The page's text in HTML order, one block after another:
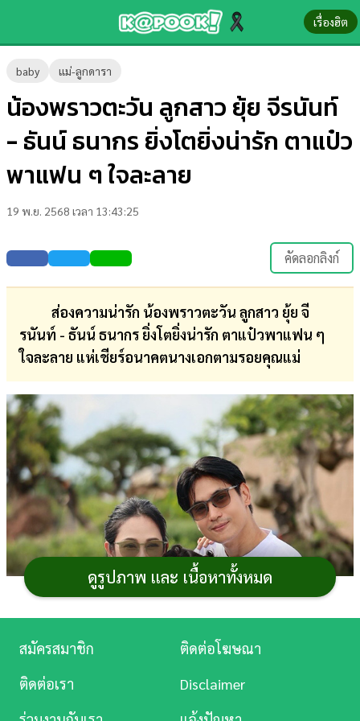
เรื่องฮิต
baby แม่-ลูกดารา
น้องพราวตะวัน ลูกสาว ยุ้ย จีรนันท์
- ธันน์ ธนากร ยิ่งโตยิ่งน่ารัก ตาแป๋ว
พาแฟน ๆ ใจละลาย
19 พ.ย. 2568 เวลา 13:43:25
คัดลอกลิงก์
ส่องความน่ารัก น้องพราวตะวัน ลูกสาว ยุ้ย จี
รนันท์ - ธันน์ ธนากร ยิ่งโตยิ่งน่ารัก ตาแป๋วพาแฟน ๆ
ใจละลาย แห่เชียร์อนาคตนางเอกตามรอยคุณแม่
ดูรูปภาพ และ เนื้อหาทั้งหมด
ข่าว-
ความ
รู้
บันเทิง
ตรวจ
หวย
บอล
สด
เงิน
การ
ศึกษา
บันเทิง
ดู
หนัง
สมัครสมาชิก
ติดต่อโฆษณา
ติดต่อเรา
Disclaimer